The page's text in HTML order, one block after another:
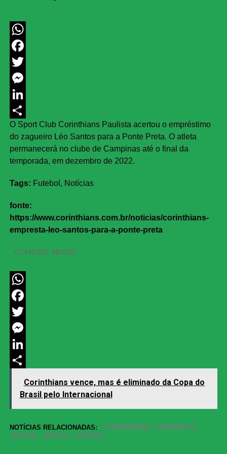
WhatsApp
Facebook
Twitter
Messenger
LinkedIn
Share
O Sport Club Corinthians Paulista acertou o empréstimo
do zagueiro Léo Santos para a Ponte Preta. O atleta
permanecerá no clube de Campinas até o final da
temporada, em dezembro de 2022.
Tags: Futebol, Notícias
fonte:
https://www.corinthians.com.br/noticias/corinthians-
empresta-leo-santos-para-a-ponte-preta
COMENTE ABAIXO:
WhatsApp
Facebook
Twitter
Messenger
LinkedIn
Corinthians vence, mas é eliminado da Copa do
Brasil pelo Internacional
NOTÍCIAS RELACIONADAS: CORINTHIANS
EMPRESTA
PONTE
PRETA SANTOS